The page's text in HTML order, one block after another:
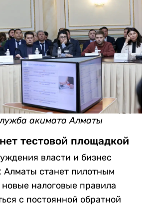
акимата Алматы
тестовой площадкой
власти и бизнес
Алматы станет пилотным
новые налоговые правила
с постоянной обратной